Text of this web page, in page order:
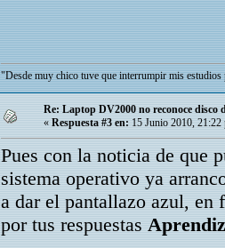
"Desde muy chico tuve que interrumpir mis
Re: Laptop DV2000 no reconoce disco
« Respuesta #3 en: 15 Junio 2010, 21:22
Pues con la noticia de que
sistema operativo ya
a dar el pantallazo azul, en
por tus respuestas